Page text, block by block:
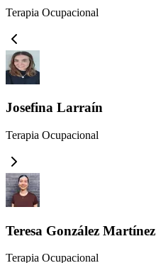
Terapia Ocupacional
Josefina Larraín
Terapia Ocupacional
Teresa González Martínez
Terapia Ocupacional